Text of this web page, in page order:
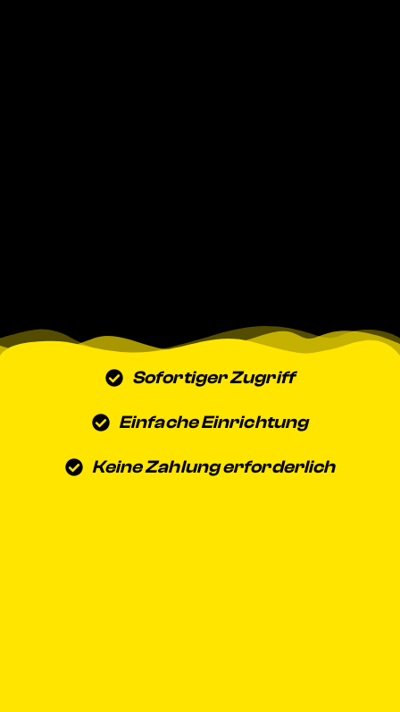
Sofortiger Zugriff
Einfache Einrichtung
Keine Zahlung erforderlich